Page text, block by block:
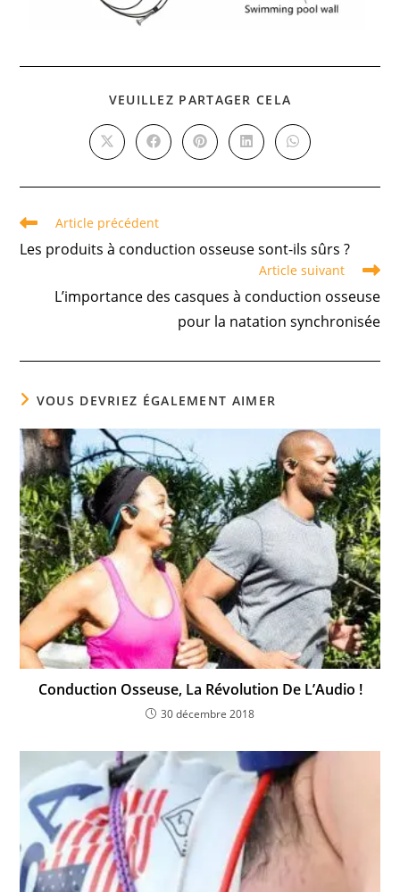
VEUILLEZ PARTAGER CELA
Article précédent
Les produits à conduction osseuse sont-ils sûrs ?
Article suivant
L’importance des casques à conduction osseuse
pour la natation synchronisée
VOUS DEVRIEZ ÉGALEMENT AIMER
Conduction Osseuse, La Révolution De L’Audio !
30 décembre 2018